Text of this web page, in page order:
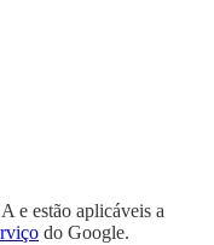
e estão aplicáveis a
do Google.